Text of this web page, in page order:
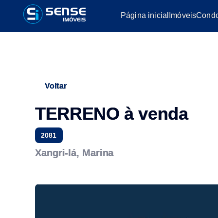
Página inicial Imóveis
Voltar
TERRENO à venda
2081
Xangri-lá, Marina